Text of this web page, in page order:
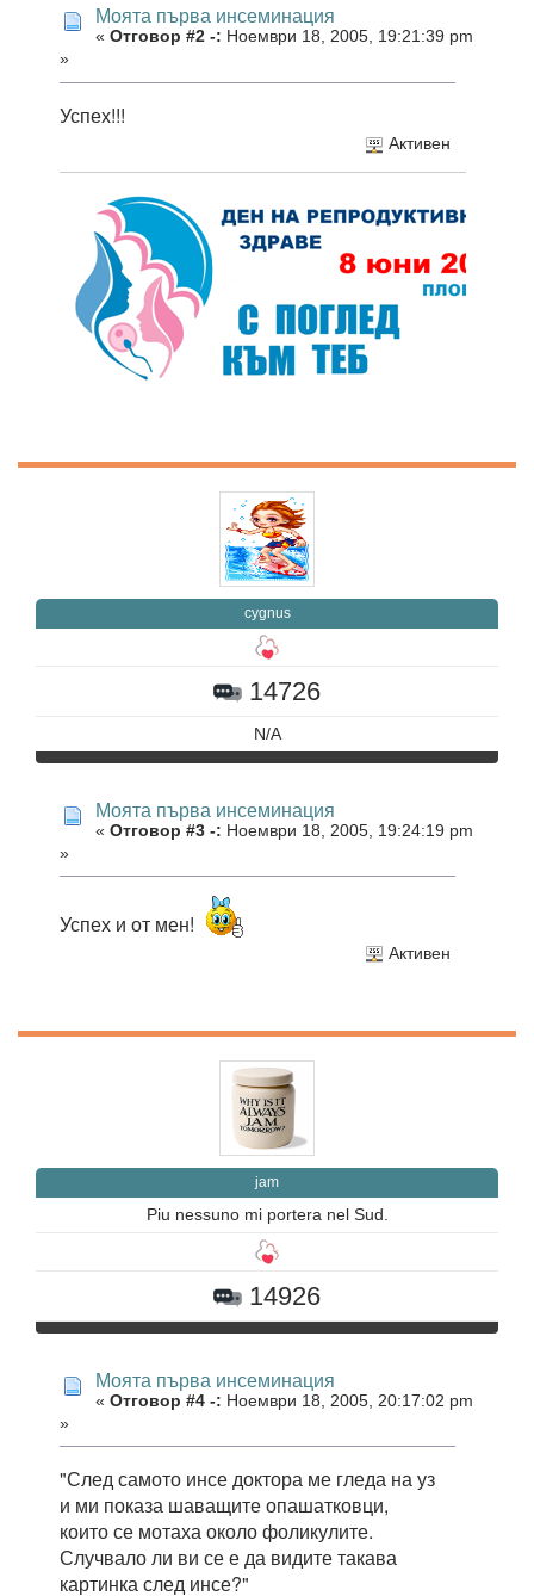
Моята първа инсеминация
« Отговор #2 -: Ноември 18, 2005, 19:21:39 pm
»
Успех!!!
Активен
cygnus
14726
N/A
Моята първа инсеминация
« Отговор #3 -: Ноември 18, 2005, 19:24:19 pm
»
Успех и от мен!
Активен
jam
Piu nessuno mi portera nel Sud.
14926
Моята първа инсеминация
« Отговор #4 -: Ноември 18, 2005, 20:17:02 pm
»
"След самото инсе доктора ме гледа на уз
и ми показа шаващите опашатковци,
които се мотаха около фоликулите.
Случвало ли ви се е да видите такава
картинка след инсе?"